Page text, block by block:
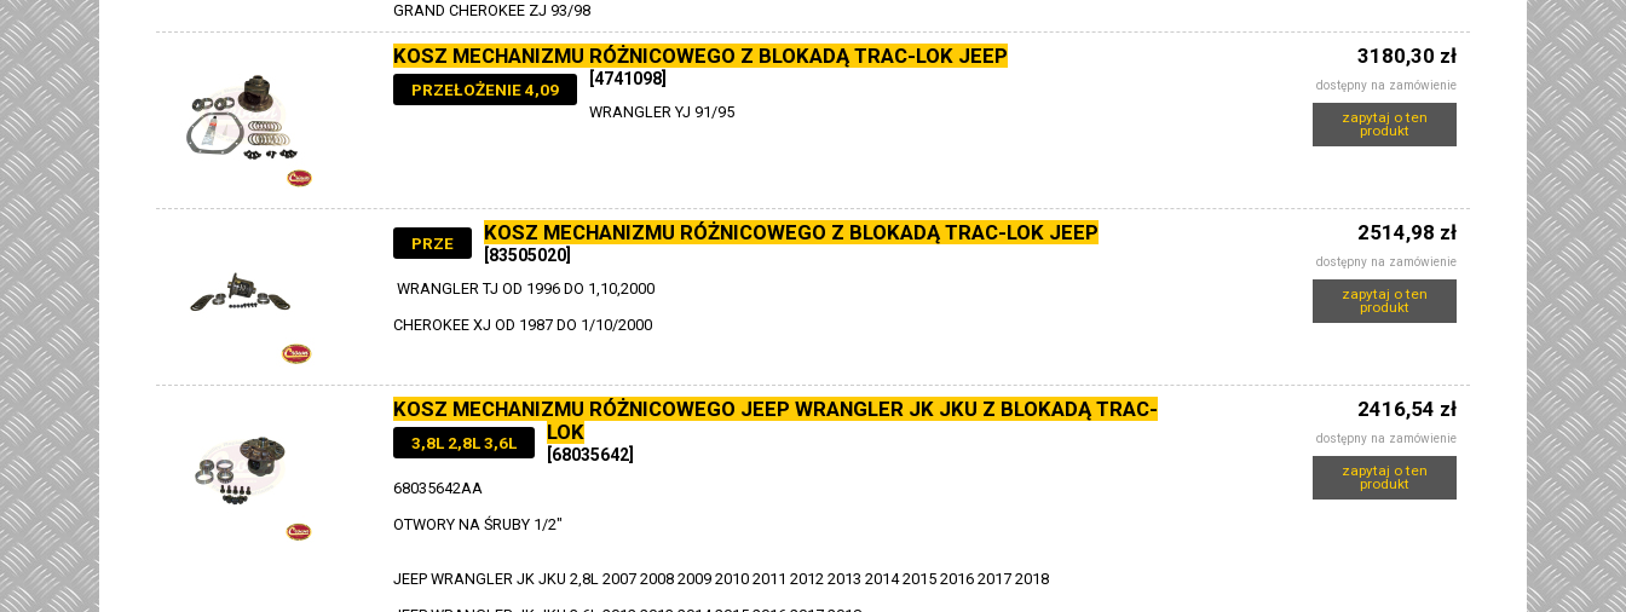
GRAND CHEROKEE ZJ 93/98
KOSZ MECHANIZMU RÓŻNICOWEGO Z BLOKADĄ TRAC-LOK JEEP
PRZEŁOŻENIE 4,09
[4741098]
WRANGLER YJ 91/95
3180,30 zł
dostępny na zamówienie
zapytaj o ten
produkt
KOSZ MECHANIZMU RÓŻNICOWEGO Z BLOKADĄ TRAC-LOK JEEP
PRZE
[83505020]
WRANGLER TJ OD 1996 DO 1,10,2000
CHEROKEE XJ OD 1987 DO 1/10/2000
2514,98 zł
dostępny na zamówienie
zapytaj o ten
produkt
KOSZ MECHANIZMU RÓŻNICOWEGO JEEP WRANGLER JK JKU Z BLOKADĄ TRAC-
LOK
3,8L 2,8L 3,6L
[68035642]
68035642AA
OTWORY NA ŚRUBY 1/2"
JEEP WRANGLER JK JKU 2,8L 2007 2008 2009 2010 2011 2012 2013 2014 2015 2016 2017 2018
2416,54 zł
dostępny na zamówienie
zapytaj o ten
produkt